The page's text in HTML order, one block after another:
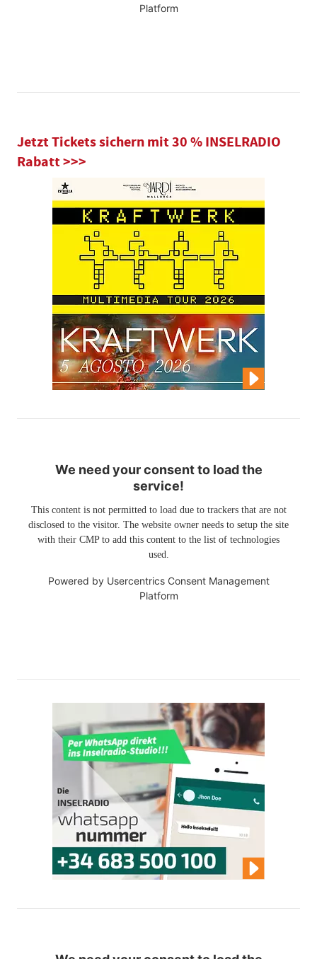
Platform
Jetzt Tickets sichern mit 30 % INSELRADIO
Rabatt >>>
We need your consent to load the
service!
This content is not permitted to load due to trackers that are not
disclosed to the visitor. The website owner needs to setup the site
with their CMP to add this content to the list of technologies
used.
Powered by Usercentrics Consent Management
Platform